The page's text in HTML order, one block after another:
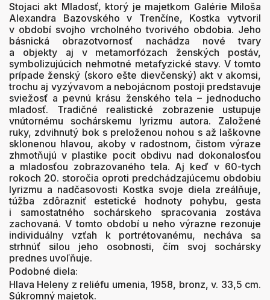
Stojaci akt Mladosť, ktorý je majetkom Galérie Miloša
Alexandra Bazovského v Trenčíne, Kostka vytvoril
v období svojho vrcholného tvorivého obdobia. Jeho
básnická obrazotvornosť nachádza nové tvary
a objekty aj v metamorfózach ženských postáv,
symbolizujúcich nehmotné metafyzické stavy. V tomto
prípade ženský (skoro ešte dievčenský) akt v akomsi,
trochu aj vyzývavom a nebojácnom postoji predstavuje
sviežosť a pevnú krásu ženského tela – jednoducho
mladosť. Tradičné realistické zobrazenie ustupuje
vnútornému sochárskemu lyrizmu autora. Založené
ruky, zdvihnutý bok s preloženou nohou s až laškovne
sklonenou hlavou, akoby v radostnom, čistom výraze
zhmotňujú v plastike pocit obdivu nad dokonalosťou
a mladosťou zobrazovaného tela. Aj keď v 60-tych
rokoch 20. storočia oproti predchádzajúcemu obdobiu
lyrizmu a nadčasovosti Kostka svoje diela zreálňuje,
túžba zdôrazniť estetické hodnoty pohybu, gesta
i samostatného sochárskeho spracovania zostáva
zachovaná. V tomto období u neho výrazne rezonuje
individuálny vzťah k portrétovanému, necháva sa
strhnúť silou jeho osobnosti, čím svoj sochársky
prednes uvoľňuje.
Podobné diela:
Hlava Heleny z reliéfu umenia, 1958, bronz, v. 33,5 cm.
Súkromný majetok.